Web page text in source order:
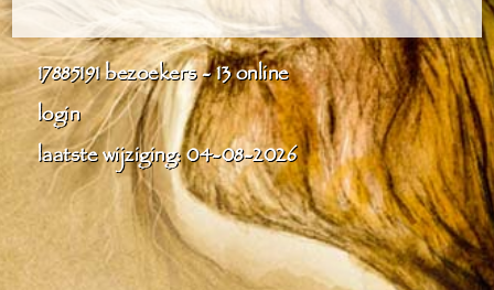
17885191bezoekers - 13 online
login
laatste wijziging: 04-08-2026